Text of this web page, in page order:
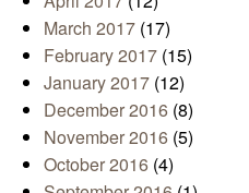
March 2017 (17)
February 2017 (15)
January 2017 (12)
December 2016 (8)
November 2016 (5)
October 2016 (4)